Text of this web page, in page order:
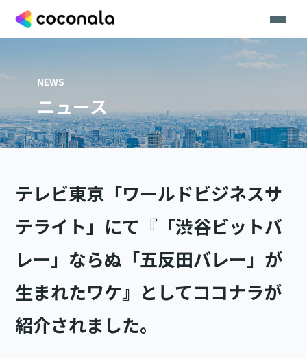
NEWS
ニュース
テレビ東京「ワールドビジネスサ
テライト」にて『「渋谷ビットバ
レー」ならぬ「五反田バレー」が
生まれたワケ』としてココナラが
紹介されました。